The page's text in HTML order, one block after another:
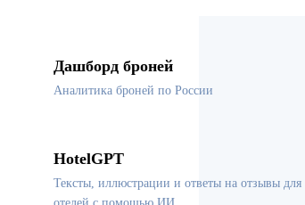
Дашборд броней
Аналитика броней по России
HotelGPT
Тексты, иллюстрации и ответы на отзывы для